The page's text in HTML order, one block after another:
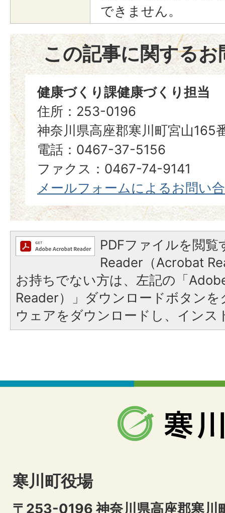
できません。
この記事に関するお
健康づくり課健康づくり担当
住所：253-0196
神奈川県高座郡寒川町宮山165
電話：0467-37-5156
ファクス：0467-74-9141
メールフォームによるお問い
PDFファイルを閲
Reader（Acrobat
お持ちでない方は、左記の「
Reader）」ダウンロードボタン
ウェアをダウンロードし、インス
寒川町役場
〒253-0196 神奈川県高座郡寒川